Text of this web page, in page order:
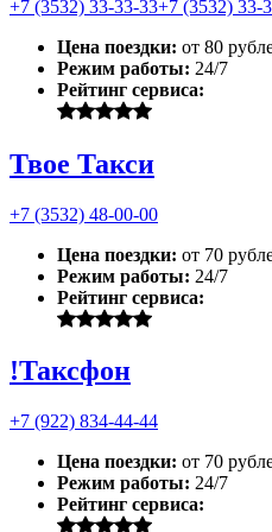
+7 (3532) 33-33-33+7 (3532) 33-
Цена поездки: от 80
Режим работы: 24/7
Рейтинг сервиса:
Твое Такси
+7 (3532) 48-00-00
Цена поездки: от 70
Режим работы: 24/7
Рейтинг сервиса:
!Таксфон
+7 (922) 834-44-44
Цена поездки: от 70
Режим работы: 24/7
Рейтинг сервиса: